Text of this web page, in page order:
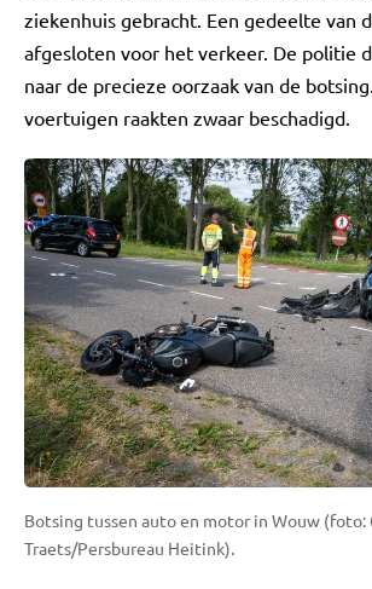
ziekenhuis gebracht. Een gedeelte van
afgesloten voor het verkeer. De politie
naar de precieze oorzaak van de
voertuigen raakten zwaar beschadigd.
Botsing tussen auto en motor in Wouw (foto:
Traets/Persbureau Heitink).